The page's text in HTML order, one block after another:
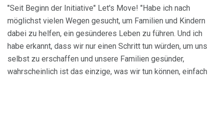
"Seit Beginn der Initiative" Let's Move! "Habe ich nach
möglichst vielen Wegen gesucht, um Familien und Kindern
dabei zu helfen, ein gesünderes Leben zu führen. Und ich
habe erkannt, dass wir nur einen Schritt tun würden, um uns
selbst zu erschaffen und unsere Familien gesünder,
wahrscheinlich ist das einzige, was wir tun können, einfach